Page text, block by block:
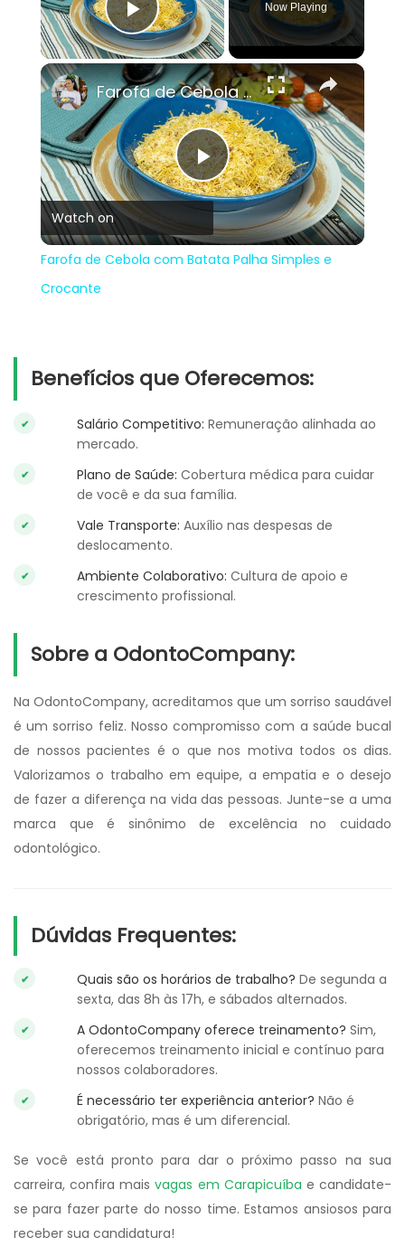
Play Video
Now Playing
×
Play
Video
Farofa de Cebola com Batata Palha Simples e Crocante
Watch on
Farofa de Cebola com Batata Palha Simples e
Crocante
Benefícios que Oferecemos:
Salário Competitivo: Remuneração alinhada ao
mercado.
Plano de Saúde: Cobertura médica para cuidar
de você e da sua família.
Vale Transporte: Auxílio nas despesas de
deslocamento.
Ambiente Colaborativo: Cultura de apoio e
crescimento profissional.
Sobre a OdontoCompany:
Na OdontoCompany, acreditamos que um sorriso saudável
é um sorriso feliz. Nosso compromisso com a saúde bucal
de nossos pacientes é o que nos motiva todos os dias.
Valorizamos o trabalho em equipe, a empatia e o desejo
de fazer a diferença na vida das pessoas. Junte-se a uma
marca que é sinônimo de excelência no cuidado
odontológico.
Dúvidas Frequentes:
Quais são os horários de trabalho? De segunda a
sexta, das 8h às 17h, e sábados alternados.
A OdontoCompany oferece treinamento? Sim,
oferecemos treinamento inicial e contínuo para
nossos colaboradores.
É necessário ter experiência anterior? Não é
obrigatório, mas é um diferencial.
Se você está pronto para dar o próximo passo na sua
carreira, confira maisvagas em Carapicuíba e candidate-
se para fazer parte do nosso time. Estamos ansiosos para
receber sua candidatura!